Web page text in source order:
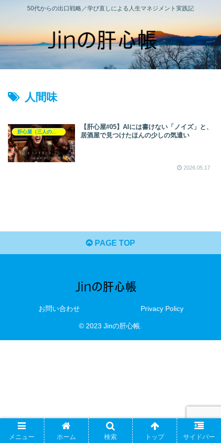
50代からの出口戦略／学び直しによる人生マネジメント実践記
人間味
【肝心屋#05】AIには書けない「ノイズ」と、
居酒屋で見つけたほんの少しの気遣い
2026.05.17
PAGE TOP
お問い合わせ Privacy Policy
© 2023 Jinの肝心帳.
メニュー ホーム 検索 トップ サイドバー